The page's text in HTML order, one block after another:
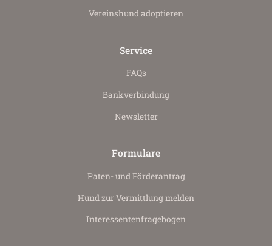
Vereinshund adoptieren
Service
FAQs
Bankverbindung
Newsletter
Formulare
Paten- und Förderantrag
Hund zur Vermittlung melden
Interessenten­fragebogen